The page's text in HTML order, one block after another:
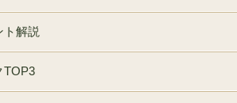
ト解説
TOP3